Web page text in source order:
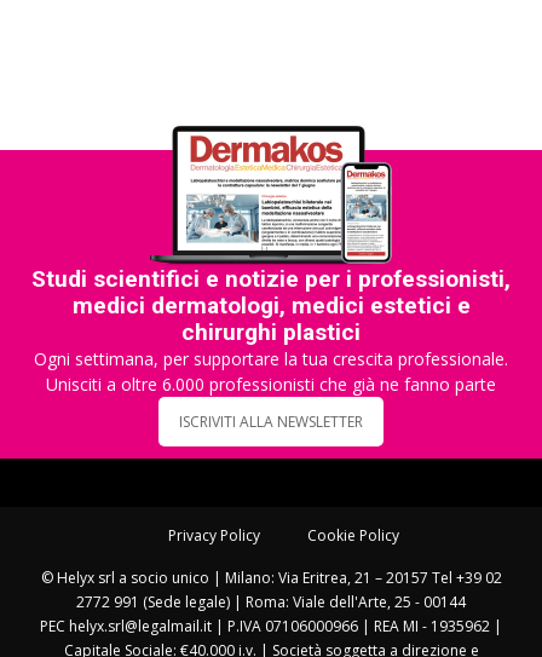
Studi scientifici e notizie per i professionisti,
medici dermatologi, medici estetici e
chirurghi plastici
Ogni settimana, per supportare la tua crescita professionale.
Unisciti a oltre 6.000 professionisti che già ne fanno parte
ISCRIVITI ALLA NEWSLETTER
Privacy Policy Cookie Policy
© Helyx srl a socio unico | Milano: Via Eritrea, 21 – 20157 Tel +39 02
2772 991 (Sede legale) | Roma: Viale dell'Arte, 25 - 00144
PEC helyx.srl@legalmail.it | P.IVA 07106000966 | REA MI - 1935962 |
Capitale Sociale: €40.000 i.v. | Società soggetta a direzione e